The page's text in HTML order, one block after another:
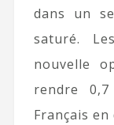
dans un
saturé.
nouvelle
rendre
Français en